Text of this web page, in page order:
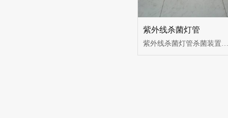
紫外线杀菌灯管
紫外线杀菌灯管杀菌装置选用原装进口紫外线杀菌灯管，发挥其长寿...